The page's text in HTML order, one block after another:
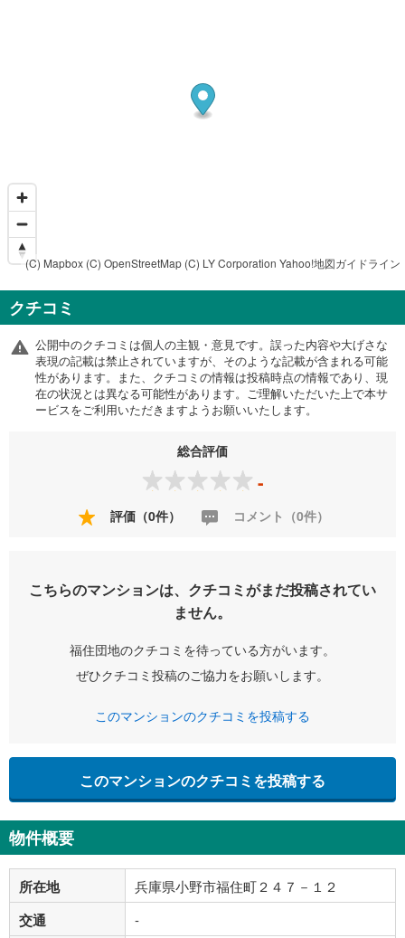
(C) Mapbox (C) OpenStreetMap (C) LY Corporation Yahoo!地図ガイドライン
クチコミ
公開中のクチコミは個人の主観・意見です。誤った内容や大げさな
表現の記載は禁止されていますが、そのような記載が含まれる可能
性があります。また、クチコミの情報は投稿時点の情報であり、現
在の状況とは異なる可能性があります。ご理解いただいた上で本サ
ービスをご利用いただきますようお願いいたします。
総合評価
-
評価（0件） コメント（0件）
こちらのマンションは、クチコミがまだ投稿されてい
ません。
福住団地のクチコミを待っている方がいます。
ぜひクチコミ投稿のご協力をお願いします。
このマンションのクチコミを投稿する
このマンションのクチコミを投稿する
物件概要
所在地 兵庫県小野市福住町２４７－１２
交通 -